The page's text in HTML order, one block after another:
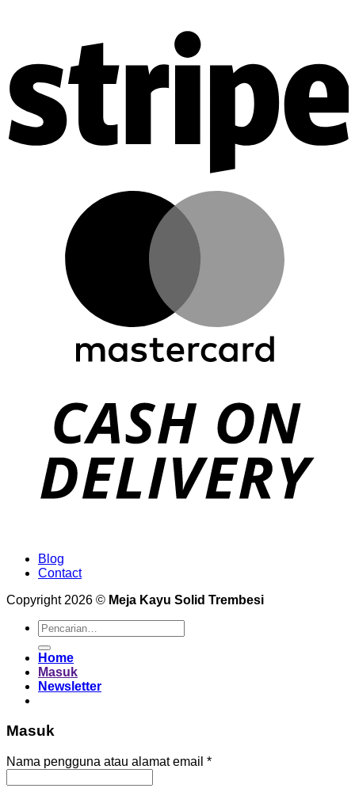
Blog
Contact
Copyright 2026 © Meja Kayu Solid Trembesi
Pencarian
untuk:
Home
Masuk
Newsletter
Masuk
Nama pengguna atau alamat email *Wajib